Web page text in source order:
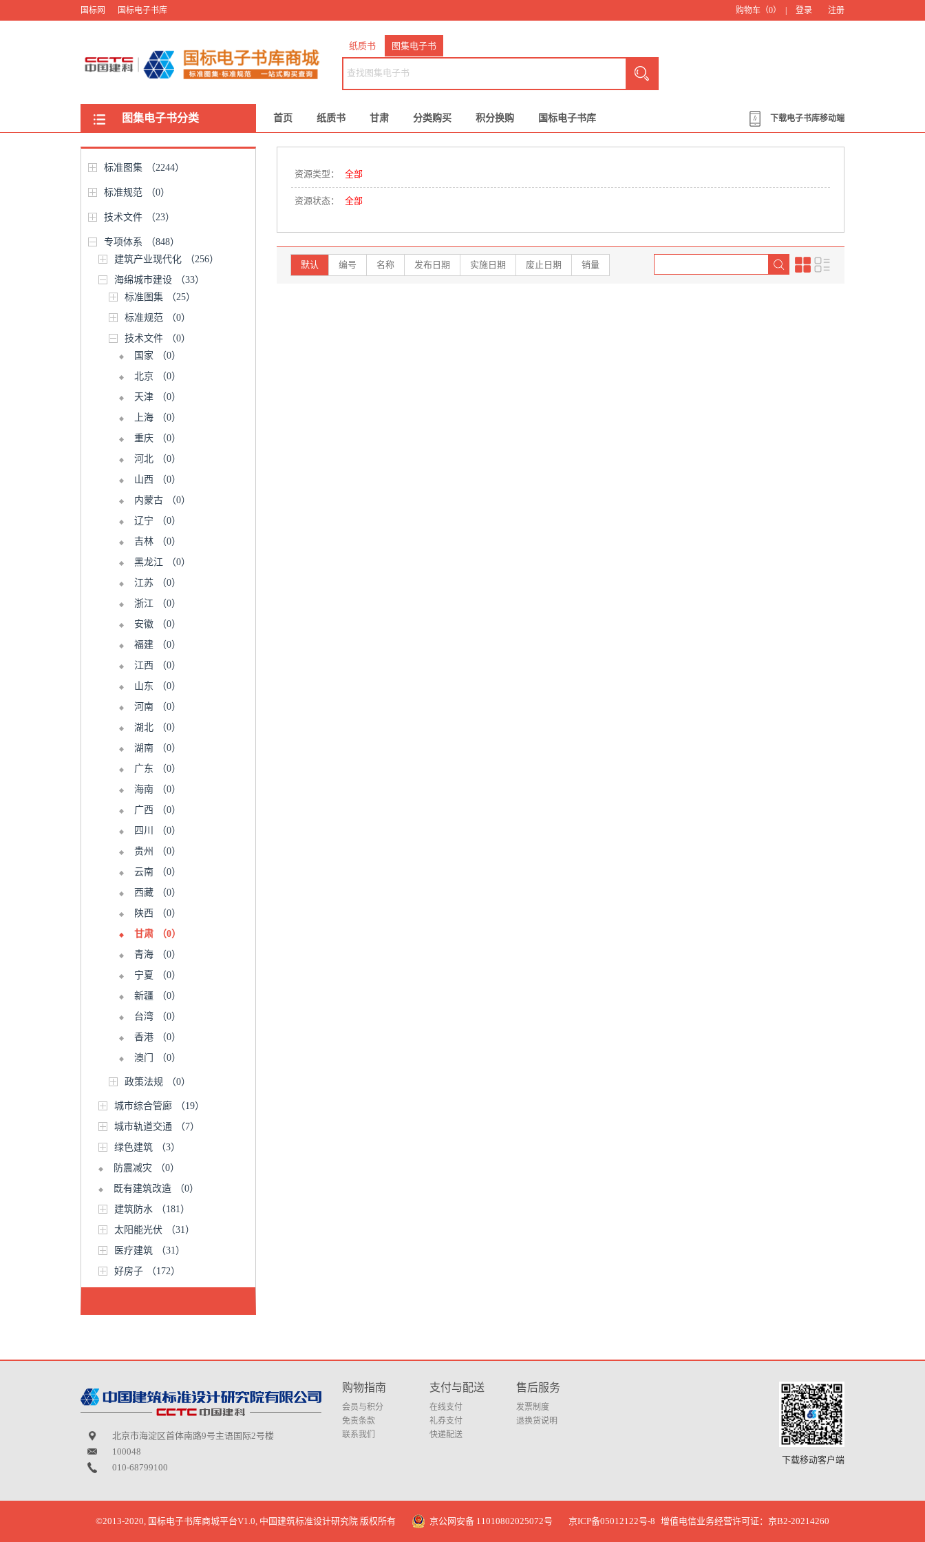
国标网 国标电子书库 购物车（0） | 登录 注册
纸质书 图集电子书
图集电子书分类 首页 纸质书 甘肃 分类购买 积分换购 国标电子书库 下载电子书库移动端
标准图集 （2244）
标准规范 （0）
技术文件 （23）
专项体系
（848）
建筑产业现代化
（256）
海绵城市建设
（33）
标准图集
（25）
标准规范
（0）
技术文件
（0）
国家
（0）
北京
（0）
天津
（0）
上海
（0）
重庆
（0）
河北
（0）
山西
（0）
内蒙古
（0）
辽宁
（0）
吉林
（0）
黑龙江
（0）
江苏
（0）
浙江
（0）
安徽
（0）
福建
（0）
江西
（0）
山东
（0）
河南
（0）
湖北
（0）
湖南
（0）
广东
（0）
海南
（0）
广西
（0）
四川
（0）
贵州
（0）
云南
（0）
西藏
（0）
陕西
（0）
甘肃
（0）
青海
（0）
宁夏
（0）
新疆
（0）
台湾
（0）
香港
（0）
澳门
（0）
政策法规 （0）
城市综合管廊
（19）
城市轨道交通
（7）
绿色建筑
（3）
防震减灾
（0）
既有建筑改造
（0）
建筑防水
（181）
太阳能光伏
（31）
医疗建筑
（31）
好房子
（172）
资源类型： 全部
资源状态： 全部
默认 编号 名称 发布日期 实施日期 废止日期 销量
北京市海淀区首体南路9号主语国际2号楼
100048
010-68799100
购物指南
会员与积分
免责条款
联系我们
支付与配送
在线支付
礼券支付
快递配送
售后服务
发票制度
退换货说明
下载移动客户端
©2013-2020, 国标电子书库商城平台V1.0, 中国建筑标准设计研究院 版权所有 京公网安备 11010802025072号 京ICP备05012122号-8 增值电信业务经营许可证：京B2-20214260